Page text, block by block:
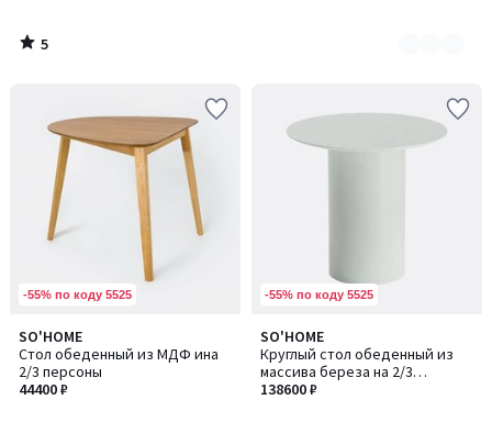
5
/
-55% по коду 5525
SO'HOME
Стол обеденный из МДФ ина
2/3 персоны
44400 ₽
5
/
5
Количество
цветов:
2
-55% по коду 5525
SO'HOME
Круглый стол обеденный из
массива береза на 2/3
персоны
138600 ₽
Количество
цветов:
4